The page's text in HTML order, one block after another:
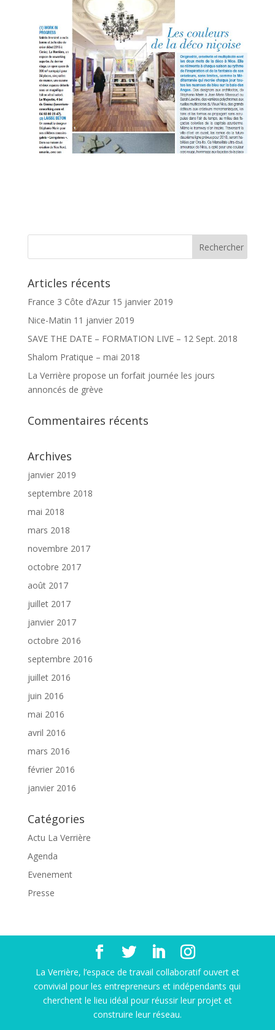
Articles récents
France 3 Côte d’Azur 15 janvier 2019
Nice-Matin 11 janvier 2019
SAVE THE DATE – FORMATION LIVE – 12 Sept. 2018
Shalom Pratique – mai 2018
La Verrière propose un forfait journée les jours
annoncés de grève
Commentaires récents
Archives
janvier 2019
septembre 2018
mai 2018
mars 2018
novembre 2017
octobre 2017
août 2017
juillet 2017
janvier 2017
octobre 2016
septembre 2016
juillet 2016
juin 2016
mai 2016
avril 2016
mars 2016
février 2016
janvier 2016
Catégories
Actu La Verrière
Agenda
Evenement
Presse
La Verrière, l’espace de travail collaboratif ouvert et
convivial pour les entrepreneurs et indépendants qui
cherchent le lieu idéal pour réussir leur projet et
construire leur réseau.